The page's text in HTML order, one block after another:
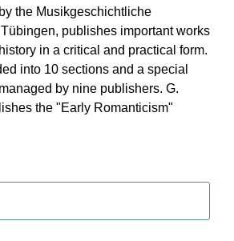
the Musikgeschichtliche
publishes important works
in a critical and practical form.
into 10 sections and a special
by nine publishers. G.
the "Early Romanticism"